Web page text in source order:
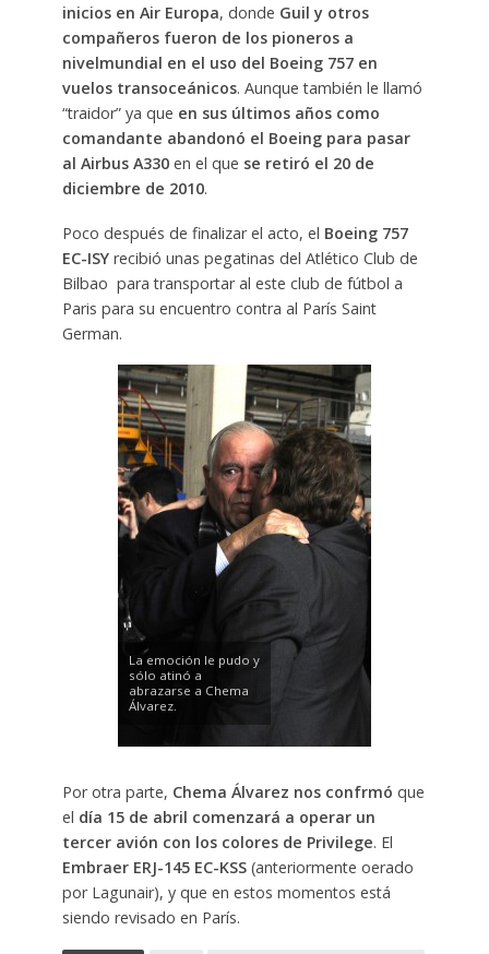
inicios en Air Europa, donde Guil y otros
compañeros fueron de los pioneros a
nivelmundial en el uso del Boeing 757 en
vuelos transoceánicos. Aunque también le llamó
“traidor” ya que en sus últimos años como
comandante abandonó el Boeing para pasar
al Airbus A330en el que se retiró el 20 de
diciembre de 2010.
Poco después de finalizar el acto, el Boeing 757
EC-ISYrecibió unas pegatinas del Atlético Club de
Bilbao para transportar al este club de fútbol a
Paris para su encuentro contra al París Saint
German.
La emoción le pudo y
sólo atinó a
abrazarse a Chema
Álvarez.
Por otra parte, Chema Álvarez nos confrmó que
el día 15 de abril comenzará a operar un
tercer avión con los colores de Privilege. El
Embraer ERJ-145 EC-KSS(anteriormente oerado
por Lagunair), y que en estos momentos está
siendo revisado en París.